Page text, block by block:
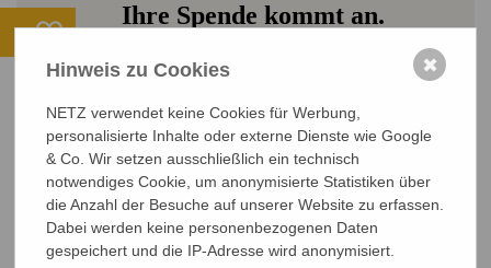
Ihre Spende kommt an.
ALLE PROJEKTE ANSEHEN
Hinweis zu Cookies
NETZ verwendet keine Cookies für Werbung,
personalisierte Inhalte oder externe Dienste wie Google
& Co. Wir setzen ausschließlich ein technisch
notwendiges Cookie, um anonymisierte Statistiken über
die Anzahl der Besuche auf unserer Website zu erfassen.
Dabei werden keine personenbezogenen Daten
gespeichert und die IP-Adresse wird anonymisiert.
✖